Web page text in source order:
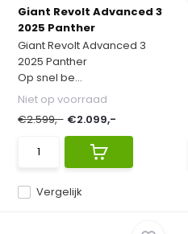
Giant Revolt Advanced 3
2025 Panther
Giant Revolt Advanced 3
2025 Panther
Op snel be...
Vergelijk
Niet op voorraad
€2.599,- €2.099,-